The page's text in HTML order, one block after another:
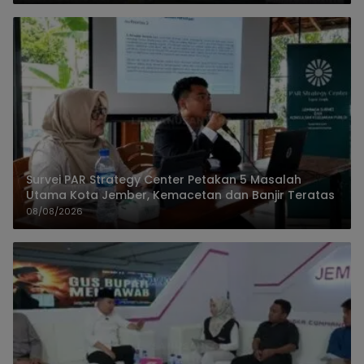
Survei PAR Strategy Center Petakan 5 Masalah
Utama Kota Jember, Kemacetan dan Banjir Teratas
08/08/2026